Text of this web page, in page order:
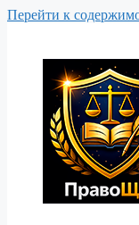
Перейти к